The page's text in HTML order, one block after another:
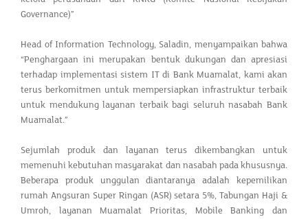
Governance)”
Head of Information Technology, Saladin, menyampaikan bahwa
“Penghargaan ini merupakan bentuk dukungan dan apresiasi
terhadap implementasi sistem IT di Bank Muamalat, kami akan
terus berkomitmen untuk mempersiapkan infrastruktur terbaik
untuk mendukung layanan terbaik bagi seluruh nasabah Bank
Muamalat.”
Sejumlah produk dan layanan terus dikembangkan untuk
memenuhi kebutuhan masyarakat dan nasabah pada khususnya.
Beberapa produk unggulan diantaranya adalah kepemilikan
rumah Angsuran Super Ringan (ASR) setara 5%, Tabungan Haji &
Umroh, layanan Muamalat Prioritas, Mobile Banking dan